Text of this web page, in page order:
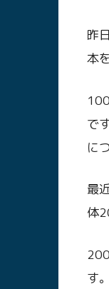
昨
本
で
に
最
体
す。